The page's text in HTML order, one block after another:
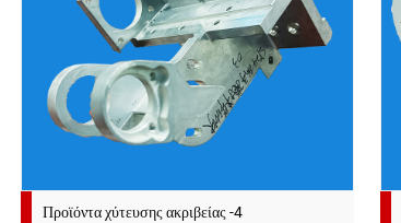
Προϊόντα χύτευσης ακριβείας -4